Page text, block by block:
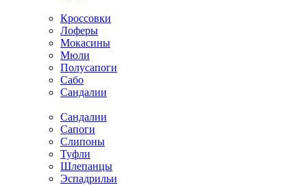
Кроссовки
Лоферы
Мокасины
Мюли
Полусапоги
Сабо
Сандалии
Сандалии
Сапоги
Слипоны
Туфли
Шлепанцы
Эспадрильи